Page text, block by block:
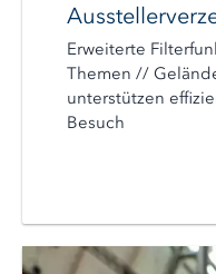
Erweiterte
Themen //
unterstützen
Besuch